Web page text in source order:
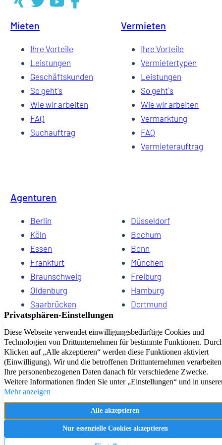
Mieten
Ihre Vorteile
Leistungen
Geschäftskunden
So geht's
Wie wir arbeiten
FAQ
Suchauftrag
Vermieten
Ihre Vorteile
Vermietertypen
Leistungen
So geht`s
Wie wir arbeiten
Vermarktung
FAQ
Vermieterauftrag
Agenturen
Berlin
Düsseldorf
Köln
Bochum
Essen
Bonn
Frankfurt
München
Braunschweig
Freiburg
Oldenburg
Hamburg
Saarbrücken
Dortmund
Hannover
Dresden
Kiel
Wuppertal
Bremen
HomeCompany eG Ihre Agenturen für Wohnen auf Zeit
Impressum Datenschutz Kontakt